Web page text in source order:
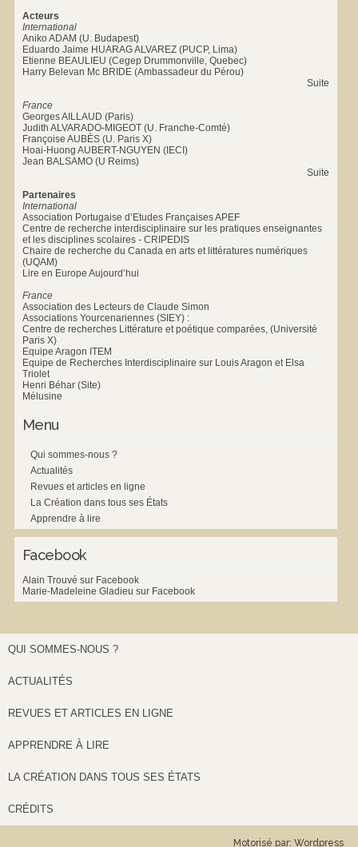
Acteurs
International
Aniko ADAM (U. Budapest)
Eduardo Jaime HUARAG ALVAREZ (PUCP, Lima)
Etienne BEAULIEU (Cegep Drummonville, Quebec)
Harry Belevan Mc BRIDE (Ambassadeur du Pérou)
Suite
France
Georges AILLAUD (Paris)
Judith ALVARADO-MIGEOT (U. Franche-Comté)
Françoise AUBÈS (U. Paris X)
Hoai-Huong AUBERT-NGUYEN (IECI)
Jean BALSAMO (U Reims)
Suite
Partenaires
International
Association Portugaise d’Etudes Françaises APEF
Centre de recherche interdisciplinaire sur les pratiques enseignantes
et les disciplines scolaires - CRIPEDIS
Chaire de recherche du Canada en arts et littératures numériques
(UQAM)
Lire en Europe Aujourd’hui
France
Association des Lecteurs de Claude Simon
Associations Yourcenariennes (SIEY) :
Centre de recherches Littérature et poétique comparées, (Université
Paris X)
Equipe Aragon ITEM
Equipe de Recherches Interdisciplinaire sur Louis Aragon et Elsa
Triolet
Henri Béhar (Site)
Mélusine
Menu
Qui sommes-nous ?
Actualités
Revues et articles en ligne
La Création dans tous ses États
Apprendre à lire
Facebook
Alain Trouvé sur Facebook
Marie-Madeleine Gladieu sur Facebook
QUI SOMMES-NOUS ?
ACTUALITÉS
REVUES ET ARTICLES EN LIGNE
APPRENDRE À LIRE
LA CRÉATION DANS TOUS SES ÉTATS
CRÉDITS
Motorisé par:Wordpress